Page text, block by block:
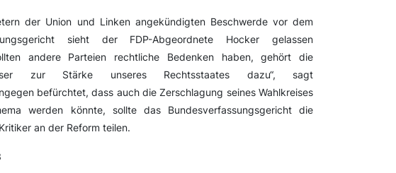
der Union und Linken angekündigten Beschwerde vor dem
sieht der FDP-Abgeordnete Hocker gelassen
andere Parteien rechtliche Bedenken haben, gehört die
zur Stärke unseres Rechtsstaates dazu“, sagt
befürchtet, dass auch die Zerschlagung seines Wahlkreises
werden könnte, sollte das Bundesverfassungsgericht die
an der Reform teilen.